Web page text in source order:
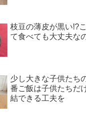
枝豆の薄皮が黒い!?
て食べても大丈夫な
少し大きな子供たち
番ご飯は子供たちだ
結できる工夫を